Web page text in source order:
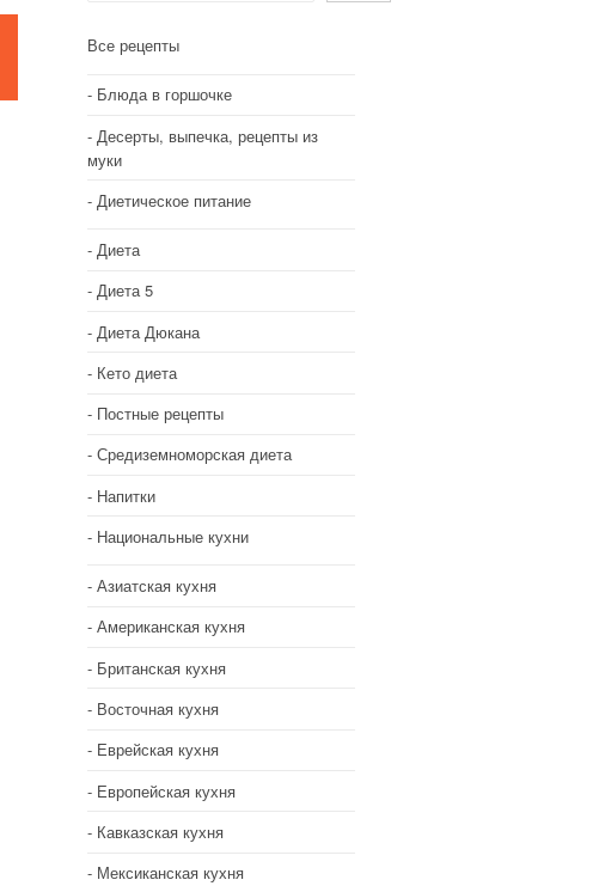
Все рецепты
Блюда в горшочке
Десерты, выпечка, рецепты из
муки
Диетическое питание
Диета
Диета 5
Диета Дюкана
Кето диета
Постные рецепты
Средиземноморская диета
Напитки
Национальные кухни
Азиатская кухня
Американская кухня
Британская кухня
Восточная кухня
Еврейская кухня
Европейская кухня
Кавказская кухня
Мексиканская кухня